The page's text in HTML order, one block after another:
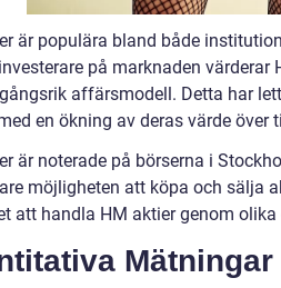
är populära bland både
på marknaden värderar
affärsmodell. Detta har
en ökning av deras värde över
är noterade på börserna i
möjligheten att köpa och sälja
att handla HM aktier genom
Mätningar